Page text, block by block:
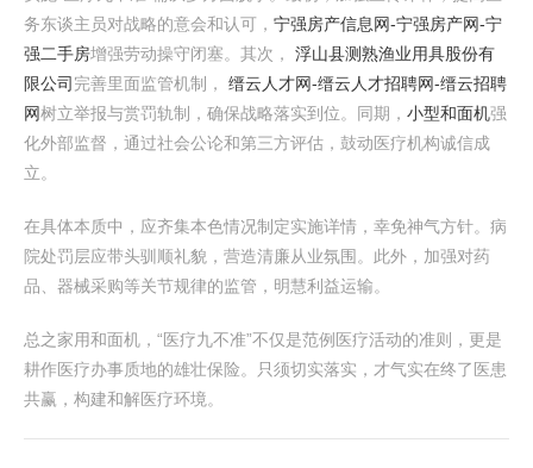
务东谈主员对战略的意会和认可， 宁强房产信息网-宁强房产网-宁
强二手房增强劳动操守闭塞。其次， 浮山县测熟渔业用具股份有
限公司 完善里面监管机制， 缙云人才网-缙云人才招聘网-缙云招聘
网树立举报与赏罚轨制，确保战略落实到位。同期， 小型和面机强
化外部监督，通过社会公论和第三方评估，鼓动医疗机构诚信成
立。
在具体本质中，应齐集本色情况制定实施详情，幸免神气方针。病
院处罚层应带头驯顺礼貌，营造清廉从业氛围。此外，加强对药
品、器械采购等关节规律的监管，明慧利益运输。
总之家用和面机，“医疗九不准”不仅是范例医疗活动的准则，更是
耕作医疗办事质地的雄壮保险。只须切实落实，才气实在终了医患
共赢，构建和解医疗环境。